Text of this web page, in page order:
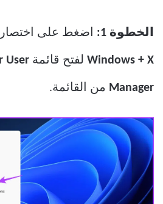
الخطوة 1: اضغط على اختصار
Windows + X لفتح قائمة User
Manager من القائمة.